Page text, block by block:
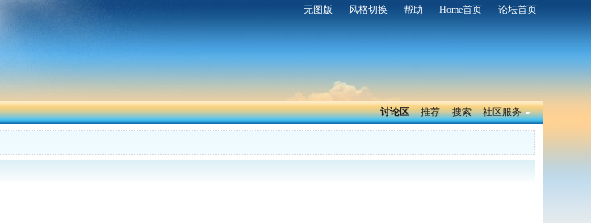
无图版 风格切换 帮助 Home首页 论坛首页
讨论区 推荐 搜索 社区服务